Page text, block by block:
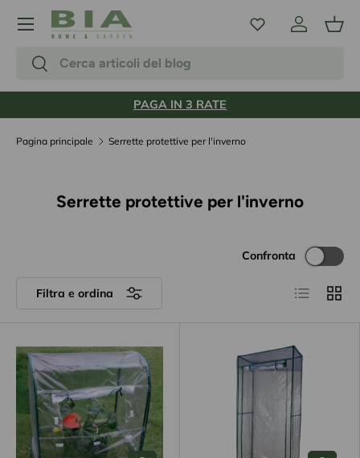
Passa ai contenuti
CercaCerca
Accedi
Menu
PAGA IN 3 RATE
Pagina principale Serrette protettive per l'inverno
Serrette protettive per l'inverno
Filtra e ordina
Confronta
Elenco